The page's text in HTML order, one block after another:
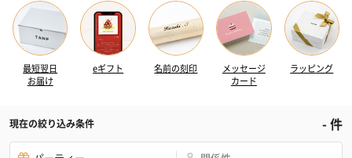
最短翌日
お届け
eギフト 名前の刻印
メッセージ
カード
ラッピング
現在の絞り込み条件 -件